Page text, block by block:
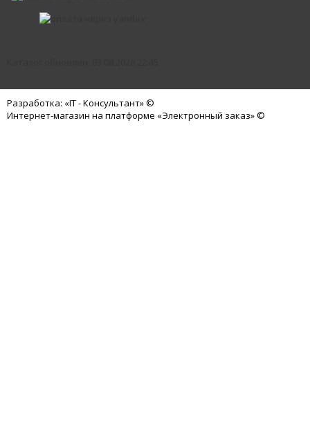
Разработка: «IT - Консультант» ©
Интернет-магазин на платформе «Электронный заказ» ©